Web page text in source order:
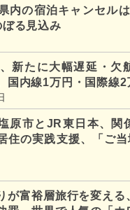
内の宿泊キャンセル
る見込み
新たに大幅遅延・欠
国内線1万円・国際線2
原市とJR東日本、関
住の実践支援、「ご
が富裕層旅行を変える